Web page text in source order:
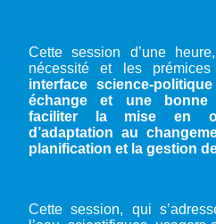
Cette session d’une
nécessité et les
interface science-
échange et une bonne
faciliter la mise en
d’adaptation au
planification et la gestion de
Cette session, qui